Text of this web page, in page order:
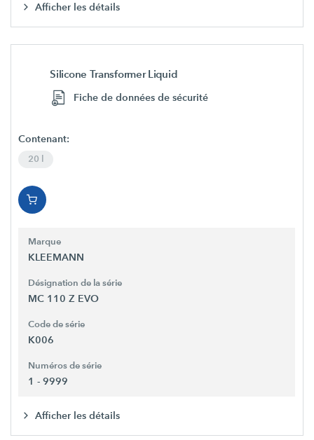
Afficher les détails
Silicone Transformer Liquid
Fiche de données de sécurité
Contenant:
20 l
Marque
KLEEMANN
Désignation de la série
MC 110 Z EVO
Code de série
K006
Numéros de série
1 - 9999
Afficher les détails